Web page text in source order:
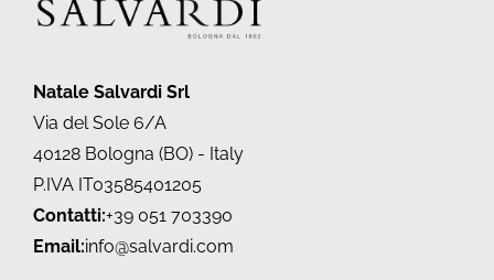
Natale Salvardi Srl
Via del Sole 6/A
40128 Bologna (BO) - Italy
P.IVA IT03585401205
Contatti:+39 051 703390
Email:info@salvardi.com